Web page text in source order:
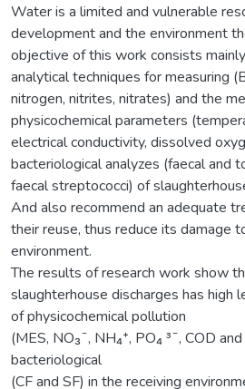
Water is a limited and vulnerable
development and the environment
objective of this work consists
analytical techniques for measuring
nitrogen, nitrites, nitrates) and the
physicochemical parameters
electrical conductivity, dissolved
bacteriological analyzes (faecal and
faecal streptococci) of
And also recommend an adequate
their reuse, thus reduce its damage
environment.
The results of research work show
slaughterhouse discharges has high
of physicochemical pollution
(MES, NO₃ˉ, NH₄⁺, PO₄ ³ˉ, COD
bacteriological
(CF and SF) in the receiving